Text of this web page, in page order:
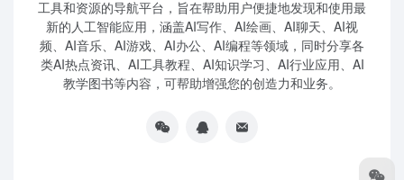
工具和资源的导航平台，旨在帮助用户便捷地发现和使用最
新的人工智能应用，涵盖AI写作、AI绘画、AI聊天、AI视
频、AI音乐、AI游戏、AI办公、AI编程等领域，同时分享各
类AI热点资讯、AI工具教程、AI知识学习、AI行业应用、AI
教学图书等内容，可帮助增强您的创造力和业务。